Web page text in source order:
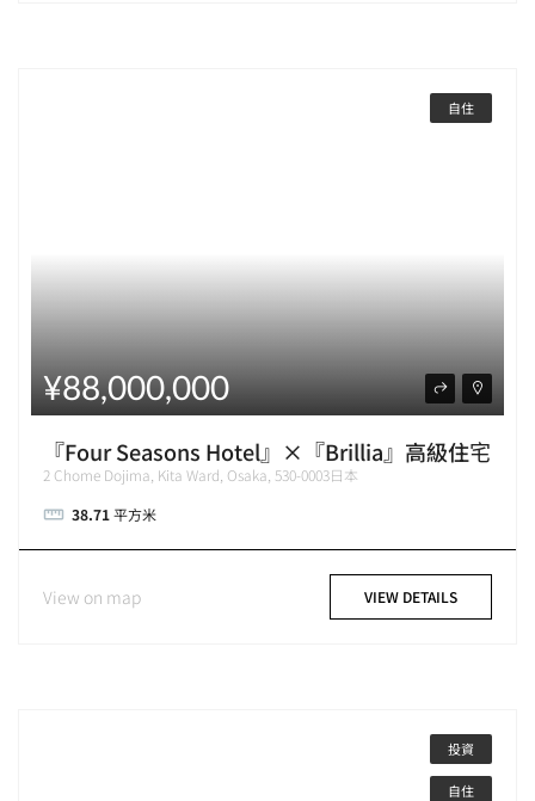
自住
¥88,000,000
『Four Seasons Hotel』×『Brillia』高級住宅
2 Chome Dojima, Kita Ward, Osaka, 530-0003日本
38.71平方米
View on map VIEW DETAILS
投資
自住